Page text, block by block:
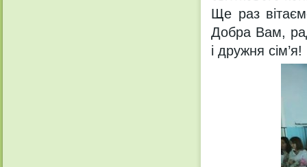
Ще раз
Добра Вам,
і дружня сім’я!